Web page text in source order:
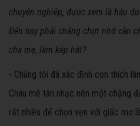
chuyên nghiệp, được xem là hậu
Đến nay phải chăng chợt nhớ cần
cha mẹ, làm kép hát?
- Chúng tôi đã xác định con thích
Cháu mê tân nhạc nên một chặng
rất nhiều để chọn vẹn với giấc mơ